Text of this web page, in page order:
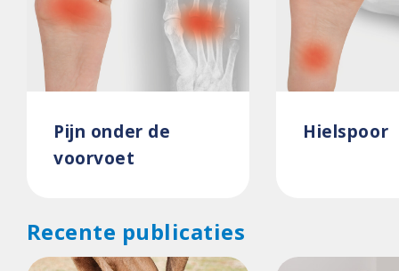
Pijn onder de
voorvoet
Hielspoor
Recente publicaties